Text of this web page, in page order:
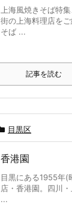
上海風焼きそば特
街の上海料理店を
そば ...
記事を読む
目黒区
香港園
目黒にある1955年(
店・香港園。四川
...